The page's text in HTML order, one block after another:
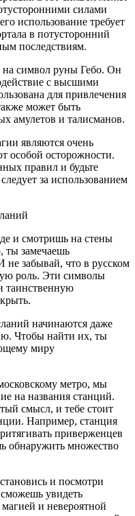
силами
использование требует
в потусторонний
последствиям.
на символ руны Гебо. Он
с высшими
для привлечения
может быть
амулетов и талисманов.
являются очень
особой осторожности.
правил и будьте
за использованием
и смотришь на стены
ты замечаешь
не забывай, что в русском
роль. Эти символы
таинственную
начинаются даже
Чтобы найти их, ты
миру
метро, мы
на названия станций.
смысл, и тебе стоит
Например, станция
приверженцев
обнаружить множество
и посмотри
увидеть
и невероятной